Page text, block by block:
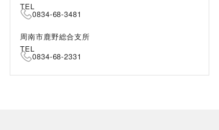
TEL
0834-68-3481
周南市鹿野総合支所
TEL
0834-68-2331